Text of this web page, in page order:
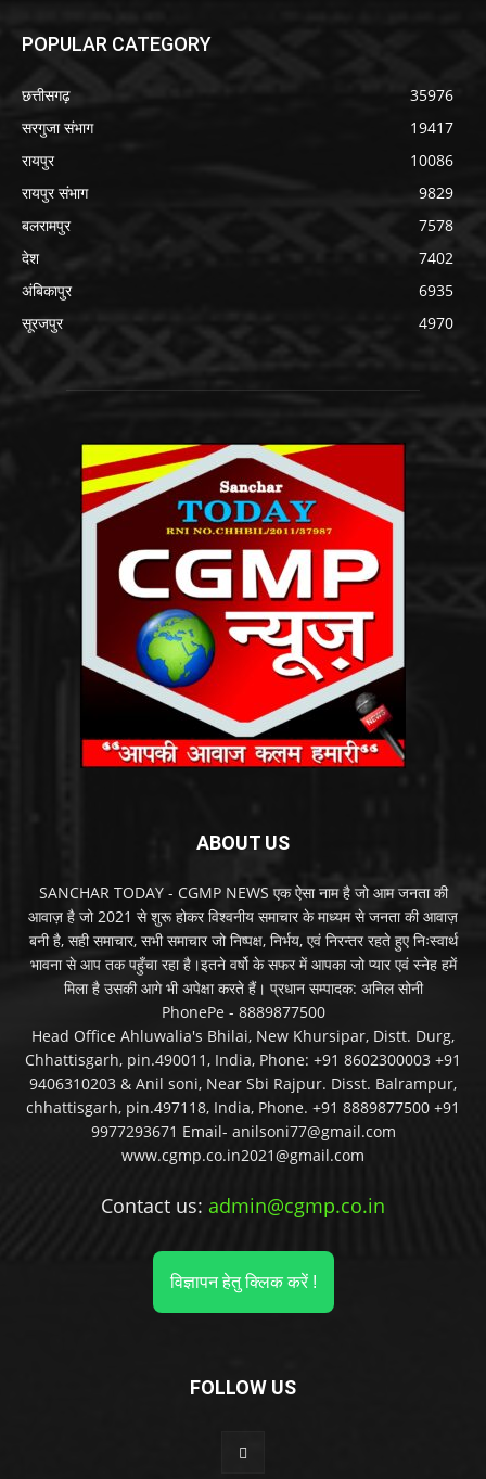
POPULAR CATEGORY
छत्तीसगढ़
35976
सरगुजा संभाग
19417
रायपुर
10086
रायपुर संभाग
9829
बलरामपुर
7578
देश
7402
अंबिकापुर
6935
सूरजपुर
4970
ABOUT US
SANCHAR TODAY - CGMP NEWS एक ऐसा नाम है जो आम जनता की
आवाज़ है जो 2021 से शुरू होकर विश्वनीय समाचार के माध्यम से जनता की आवाज़
बनी है, सही समाचार, सभी समाचार जो निष्पक्ष, निर्भय, एवं निरन्तर रहते हुए निःस्वार्थ
भावना से आप तक पहुँचा रहा है।इतने वर्षो के सफर में आपका जो प्यार एवं स्नेह हमें
मिला है उसकी आगे भी अपेक्षा करते हैं। प्रधान सम्पादक: अनिल सोनी
PhonePe - 8889877500
Head Office Ahluwalia's Bhilai, New Khursipar, Distt. Durg,
Chhattisgarh, pin.490011, India, Phone: +91 8602300003 +91
9406310203 & Anil soni, Near Sbi Rajpur. Disst. Balrampur,
chhattisgarh, pin.497118, India, Phone. +91 8889877500 +91
9977293671 Email- anilsoni77@gmail.com
www.cgmp.co.in2021@gmail.com
Contact us: admin@cgmp.co.in
विज्ञापन हेतु क्लिक करें !
FOLLOW US